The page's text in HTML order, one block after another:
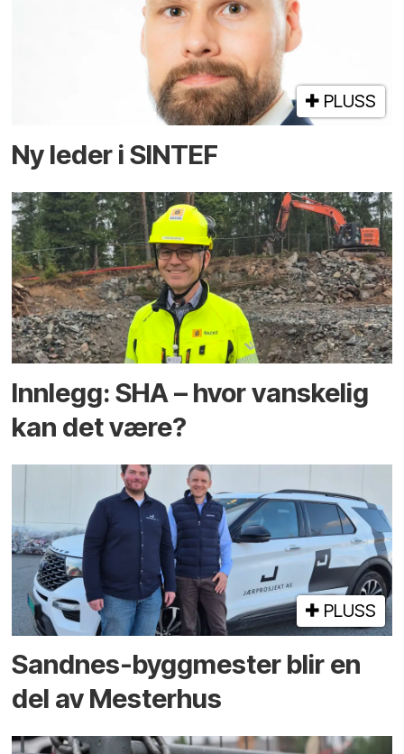
PLUSS
Ny leder i SINTEF
Innlegg: SHA – hvor vanskelig
kan det være?
PLUSS
Sandnes-byggmester blir en
del av Mesterhus